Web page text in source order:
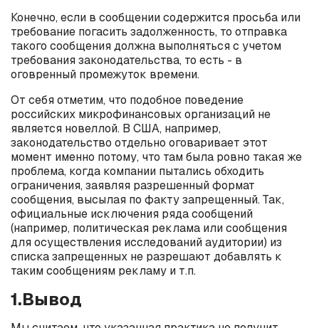
Конечно, если в сообщении содержится просьба или
требование погасить задолженность, то отправка
такого сообщения должна выполняться с учетом
требования законодательства, то есть - в
оговренный промежуток времени.
От себя отметим, что подобное поведение
российских микрофинансовых организаций не
является новеллой. В США, например,
законодательство отдельно оговаривает этот
момент именно потому, что там была ровно такая же
проблема, когда компании пытались обходить
ограничения, заявляя разрешенный формат
сообщения, высылая по факту запрещенный. Так,
официальные исключения ряда сообщений
(например, политическая реклама или сообщения
для осуществления исследований аудитории) из
списка запрещенных не разрешают добавлять к
таким сообщениям рекламу и т.п.
1.Вывод